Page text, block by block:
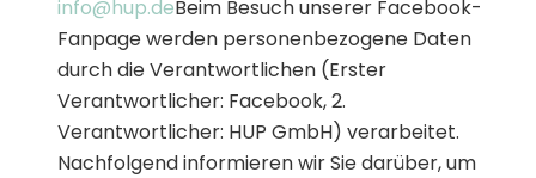
info@hup.deBeim Besuch unserer Facebook-
Fanpage werden personenbezogene Daten
durch die Verantwortlichen (Erster
Verantwortlicher: Facebook, 2.
Verantwortlicher: HUP GmbH) verarbeitet.
Nachfolgend informieren wir Sie darüber, um